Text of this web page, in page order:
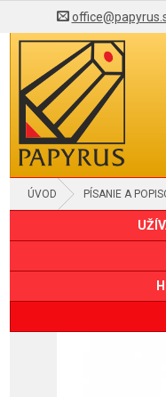
ÚVOD PÍSANIE A